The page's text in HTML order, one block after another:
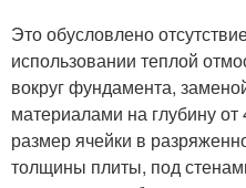
Это обусловлено
использовании теплой
вокруг фундамента,
материалами на глубину
размер ячейки в
толщины плиты, под